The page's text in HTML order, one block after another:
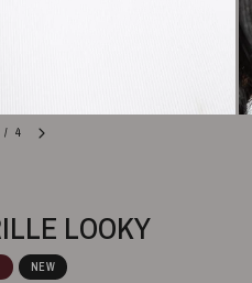
/ 4
LOOKY
NEW